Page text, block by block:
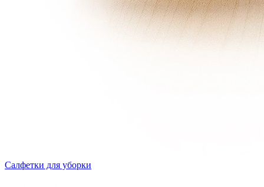
Салфетки для уборки